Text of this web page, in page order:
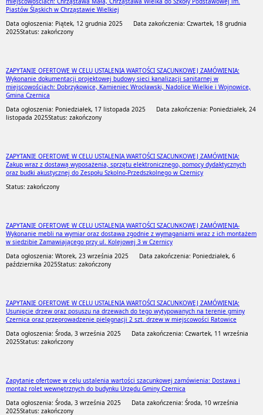
Piastów Śląskich w Chrząstawie Wielkiej
Data ogłoszenia: Piątek, 12 grudnia 2025 Data zakończenia: Czwartek, 18 grudnia
2025Status: zakończony
ZAPYTANIE OFERTOWE W CELU USTALENIA WARTOŚCI SZACUNKOWEJ ZAMÓWIENIA:
Wykonanie dokumentacji projektowej budowy sieci kanalizacji sanitarnej w
miejscowościach: Dobrzykowice, Kamieniec Wrocławski, Nadolice Wielkie i Wojnowice,
Gmina Czernica
Data ogłoszenia: Poniedziałek, 17 listopada 2025 Data zakończenia: Poniedziałek, 24
listopada 2025Status: zakończony
ZAPYTANIE OFERTOWE W CELU USTALENIA WARTOŚCI SZACUNKOWEJ ZAMÓWIENIA:
Zakup wraz z dostawą wyposażenia, sprzętu elektronicznego, pomocy dydaktycznych
oraz budki akustycznej do Zespołu Szkolno-Przedszkolnego w Czernicy
Status: zakończony
ZAPYTANIE OFERTOWE W CELU USTALENIA WARTOŚCI SZACUNKOWEJ ZAMÓWIENIA-
Wykonanie mebli na wymiar oraz dostawa zgodnie z wymaganiami wraz z ich montażem
w siedzibie Zamawiającego przy ul. Kolejowej 3 w Czernicy
Data ogłoszenia: Wtorek, 23 września 2025 Data zakończenia: Poniedziałek, 6
października 2025Status: zakończony
ZAPYTANIE OFERTOWE W CELU USTALENIA WARTOŚCI SZACUNKOWEJ ZAMÓWIENIA:
Usunięcie drzew oraz posuszu na drzewach do tego wytypowanych na terenie gminy
Czernica oraz przeprowadzenie pielęgnacji 2 szt. drzew w miejscowości Ratowice
Data ogłoszenia: Środa, 3 września 2025 Data zakończenia: Czwartek, 11 września
2025Status: zakończony
Zapytanie ofertowe w celu ustalenia wartości szacunkowej zamówienia: Dostawa i
montaż rolet wewnętrznych do budynku Urzędu Gminy Czernica
Data ogłoszenia: Środa, 3 września 2025 Data zakończenia: Środa, 10 września
2025Status: zakończony